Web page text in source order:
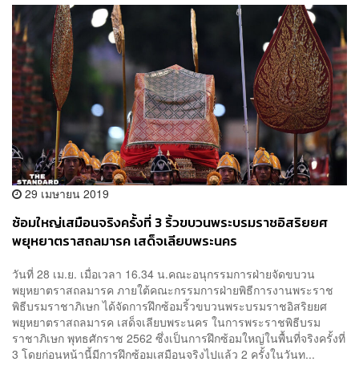
29 เมษายน 2019
ซ้อมใหญ่เสมือนจริงครั้งที่ 3 ริ้วขบวนพระบรมราชอิสริยยศ
พยุหยาตราสถลมารค เสด็จเลียบพระนคร
วันที่ 28 เม.ย. เมื่อเวลา 16.34 น.คณะอนุกรรมการฝ่ายจัดขบวน
พยุหยาตราสถลมารค ภายใต้คณะกรรมการฝ่ายพิธีการงานพระราช
พิธีบรมราชาภิเษก ได้จัดการฝึกซ้อมริ้วขบวนพระบรมราชอิสริยยศ
พยุหยาตราสถลมารค เสด็จเลียบพระนคร ในการพระราชพิธีบรม
ราชาภิเษก พุทธศักราช 2562 ซึ่งเป็นการฝึกซ้อมใหญ่ในพื้นที่จริงครั้งที่
3 โดยก่อนหน้านี้มีการฝึกซ้อมเสมือนจริงไปแล้ว 2 ครั้งในวันท...